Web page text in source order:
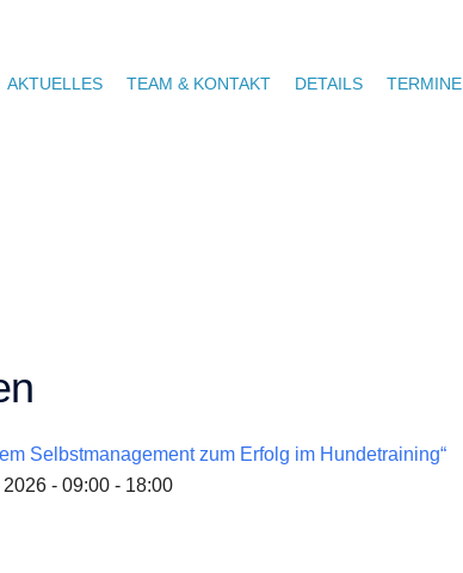
AKTUELLES TEAM & KONTAKT DETAILS TERMINE
Selbstmanagement zum Erfolg im Hundetraining“
- 09:00 - 18:00